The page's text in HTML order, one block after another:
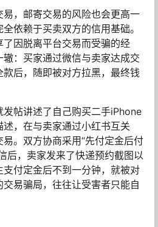
，邮寄交易的风险也会更高一
依赖于买卖双方的信用基础。
因脱离平台交易而受骗的经
：买家通过微信与卖家达成交
后，随即被对方拉黑，最终钱
帖讲述了自己购买二手iPhone
，在与卖家通过小红书互关
。双方协商采用“先付定金后付
后，卖家发来了快递预约截图以
付定金后不到一分钟，就被对
易骗局，往往让受害者只能自